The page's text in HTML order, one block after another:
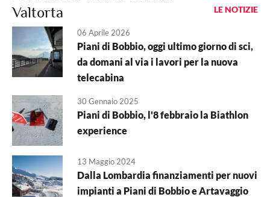
Valtorta
LE NOTIZIE
06 Aprile 2026
Piani di Bobbio, oggi ultimo giorno di sci,
da domani al via i lavori per la nuova
telecabina
30 Gennaio 2025
Piani di Bobbio, l'8 febbraio la Biathlon
experience
13 Maggio 2024
Dalla Lombardia finanziamenti per nuovi
impianti a Piani di Bobbio e Artavaggio